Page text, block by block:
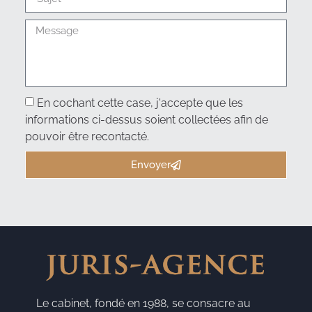
En cochant cette case, j'accepte que les
informations ci-dessus soient collectées afin de
pouvoir être recontacté.
Envoyer
Le cabinet, fondé en 1988, se consacre au